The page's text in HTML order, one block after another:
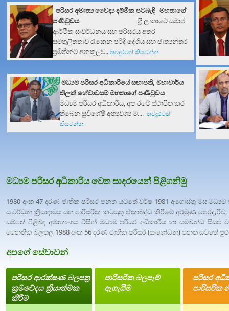
පරිසර අමාත්‍යවෛද්‍ය දම්මික පටබැඳි මහතාගේ
පණිවුඩය
ශ‍්‍රී ලංකාවේ සමාජ
ආර්ථික සංවර්ධනය සහ පරිසරය අතර
සමතුලිතතාව රැකෙන පරිදි දේශීය සහ ජාත්‍යන්තර
ප්‍රමිතීන්ට අනුකූලව.. තවදුරටත් කියවන්න.
මධ්‍යම පරිසර අධිකාරියේ සභාපති, මහාචාර්ය
තිලක් හේවාවසම් මහතාගේ පණිවුඩය
මධ්‍යම පරිසර අධිකාරිය, අප රටේ ස්ථාපිත කර
තිබෙන සුවිශේෂී අත්‍යවශ්‍ය ම.... තවදුරටත්
කියවන්න.
මධ්‍යම පරිසර අධිකාරිය වෙත සාදරයෙන් පිළිගනිමු
1980 අංක 47 දරණ ජාතික පරිසර පනත යටතේ වර්ෂ 1981 අගෝස්තු මස මධ්‍යම
සංවර්ධන ක්‍රියාදාමය සහ පාරිසරික කටයුතු ඒකාබද්ධ කිරීමේ අරමුණ
සම්පත් පිළිබඳ අමාත්‍යංශය විසින් මධ්‍යම පරිසර අධිකාරිය හා සම්බන්ධ සියළු
නෛතික බලතල 1988 අංක 56 දරණ ජාතික පරිසර (සංශෝධන) පනත යටතේ
අපගේ සේවාවන්
පරිසර ආරක්ෂණ බලපත්‍ර
ක්‍රමවේදය ක්‍රියාත්මක
කිරීම
පාරිසරික බලපෑම්
ඇගැයීම
පරිසර
පාරිසරික